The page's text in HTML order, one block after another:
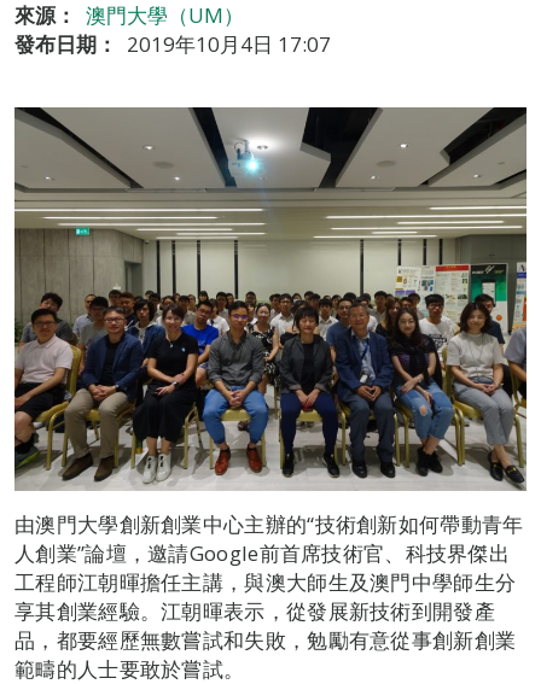
來源：
澳門大學（UM）
發布日期：
2019年10月4日 17:07
由澳門大學創新創業中心主辦的“技術創新如何帶動青年
人創業”論壇，邀請Google前首席技術官、科技界傑出
工程師江朝暉擔任主講，與澳大師生及澳門中學師生分
享其創業經驗。江朝暉表示，從發展新技術到開發產
品，都要經歷無數嘗試和失敗，勉勵有意從事創新創業
範疇的人士要敢於嘗試。